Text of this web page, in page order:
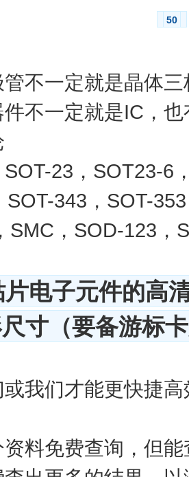
50
不一定就是晶体
不一定就是IC，
23，SOT23-6
SOT-343，SOT-
SMC，SOD-123，
电子元件的高
寸（要备游标
我们才能更快捷
料免费查询，但